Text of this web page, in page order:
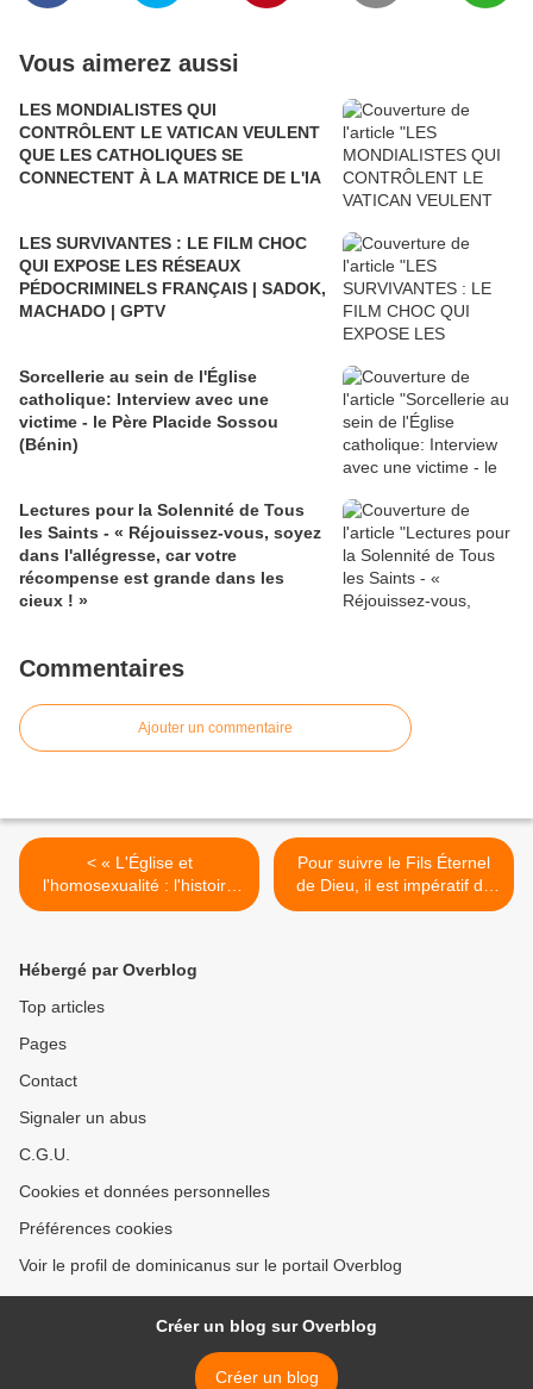
Vous aimerez aussi
LES MONDIALISTES QUI
CONTRÔLENT LE VATICAN VEULENT
QUE LES CATHOLIQUES SE
CONNECTENT À LA MATRICE DE L'IA
LES SURVIVANTES : LE FILM CHOC
QUI EXPOSE LES RÉSEAUX
PÉDOCRIMINELS FRANÇAIS | SADOK,
MACHADO | GPTV
Sorcellerie au sein de l'Église
catholique: Interview avec une
victime - le Père Placide Sossou
(Bénin)
Lectures pour la Solennité de Tous
les Saints - « Réjouissez-vous, soyez
dans l'allégresse, car votre
récompense est grande dans les
cieux ! »
Commentaires
Ajouter un commentaire
< « L'Église et
l'homosexualité : l'histoire
d'une capitulation », publié
#Fernández #Mutsaerts
Pour suivre le Fils Éternel
de Dieu, il est impératif de
pratiquer la virginité, la
Hébergé par Overblog
Top articles
Pages
Contact
Signaler un abus
C.G.U.
Cookies et données personnelles
Préférences cookies
Voir le profil de dominicanus sur le portail Overblog
Créer un blog sur Overblog
Créer un blog